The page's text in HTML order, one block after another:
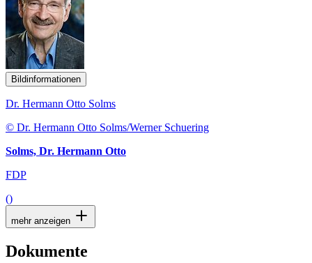
Bildinformationen
Dr. Hermann Otto Solms
© Dr. Hermann Otto Solms/Werner Schuering
Solms, Dr. Hermann Otto
FDP
()
mehr anzeigen
Dokumente